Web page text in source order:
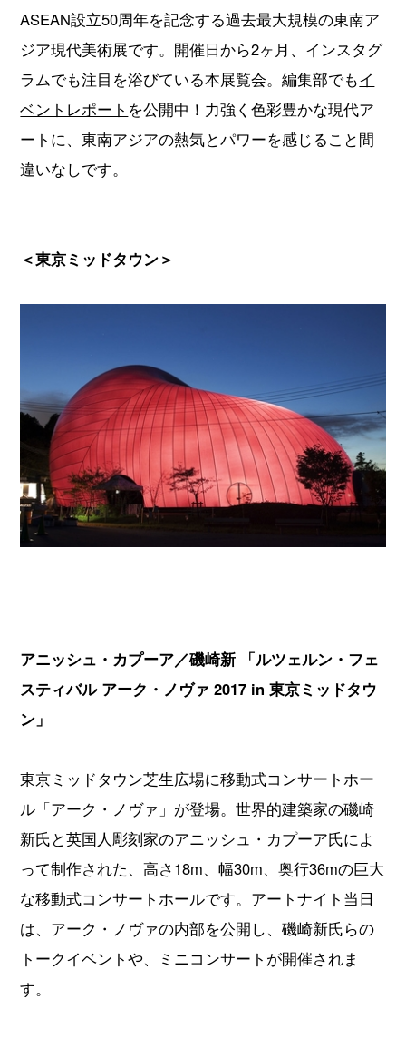
ASEAN設立50周年を記念する過去最大規模の東南ア
ジア現代美術展です。開催日から2ヶ月、インスタグ
ラムでも注目を浴びている本展覧会。編集部でもイ
ベントレポート を公開中！力強く色彩豊かな現代ア
ートに、東南アジアの熱気とパワーを感じること間
違いなしです。
＜東京ミッドタウン＞
アニッシュ・カプーア／磯崎新
「ルツェルン・フェ
スティバル アーク・ノヴァ 2017 in東京ミッドタウ
ン」
東京ミッドタウン芝生広場に移動式コンサートホー
ル「アーク・ノヴァ」が登場。世界的建築家の磯崎
新氏と英国人彫刻家のアニッシュ・カプーア氏によ
って制作された、高さ18m、幅30m、奥行36mの巨大
な移動式コンサートホールです。アートナイト当日
は、アーク・ノヴァの内部を公開し、磯崎新氏らの
トークイベントや、ミニコンサートが開催されま
す。